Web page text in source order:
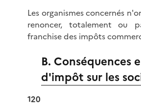
Les organismes concernés
renoncer, totalement ou
franchise des impôts
B. Conséquences
d'impôt sur les
120